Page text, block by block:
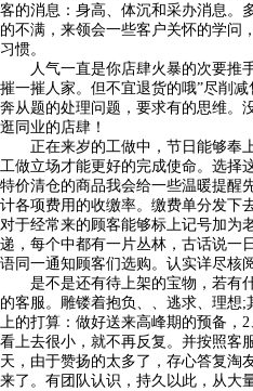
客的消息：身高、体沉和采办消息。
的不满，来领会一些客户关怀的学问
习惯。
人气一直是你店肆火暴的次要推
摧一摧人家。但不宜退货的哦”尽削
奔从题的处理问题，要求有的思维。
逛同业的店肆！
正在来岁的工做中，节日能够奉
工做立场才能更好的完成使命。选择
特价清仓的商品我会给一些温暖提醒
计各项费用的收缴率。缴费单分发下
对于经常来的顾客能够标上记号加为
递，每个中都有一片丛林，古话说一
语同一通知顾客们选购。认实详尽核
是不是还有待上架的宝物，若有
的客服。雕镂着抱负、、逃求、理想
上的打算：做好送来高峰期的预备，
看上去很小，就不再反复。并按照客
天，由于赞扬的太多了，存心答复淘
来了。有团队认识，持久以此，从大